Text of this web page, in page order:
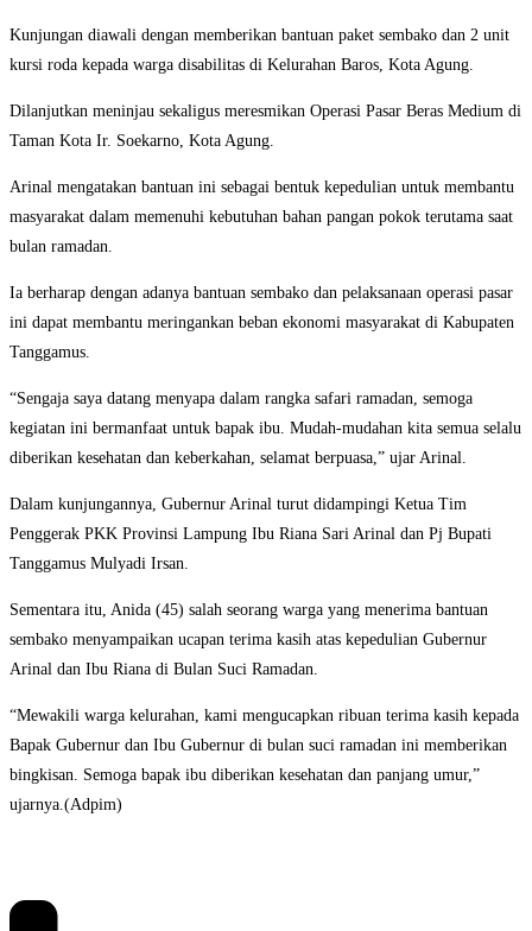
Kunjungan diawali dengan memberikan bantuan paket sembako dan 2 unit
kursi roda kepada warga disabilitas di Kelurahan Baros, Kota Agung.
Dilanjutkan meninjau sekaligus meresmikan Operasi Pasar Beras Medium di
Taman Kota Ir. Soekarno, Kota Agung.
Arinal mengatakan bantuan ini sebagai bentuk kepedulian untuk membantu
masyarakat dalam memenuhi kebutuhan bahan pangan pokok terutama saat
bulan ramadan.
Ia berharap dengan adanya bantuan sembako dan pelaksanaan operasi pasar
ini dapat membantu meringankan beban ekonomi masyarakat di Kabupaten
Tanggamus.
“Sengaja saya datang menyapa dalam rangka safari ramadan, semoga
kegiatan ini bermanfaat untuk bapak ibu. Mudah-mudahan kita semua selalu
diberikan kesehatan dan keberkahan, selamat berpuasa,” ujar Arinal.
Dalam kunjungannya, Gubernur Arinal turut didampingi Ketua Tim
Penggerak PKK Provinsi Lampung Ibu Riana Sari Arinal dan Pj Bupati
Tanggamus Mulyadi Irsan.
Sementara itu, Anida (45) salah seorang warga yang menerima bantuan
sembako menyampaikan ucapan terima kasih atas kepedulian Gubernur
Arinal dan Ibu Riana di Bulan Suci Ramadan.
“Mewakili warga kelurahan, kami mengucapkan ribuan terima kasih kepada
Bapak Gubernur dan Ibu Gubernur di bulan suci ramadan ini memberikan
bingkisan. Semoga bapak ibu diberikan kesehatan dan panjang umur,”
ujarnya.(Adpim)